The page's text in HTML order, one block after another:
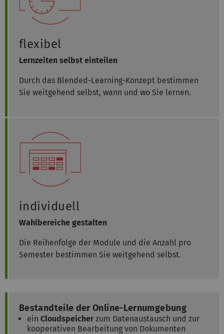
flexibel
Lernzeiten selbst einteilen
Durch das Blended-Learning-Konzept bestimmen
Sie weitgehend selbst, wann und wo Sie lernen.
individuell
Wahlbereiche gestalten
Die Reihenfolge der Module und die Anzahl pro
Semester bestimmen Sie weitgehend selbst.
Bestandteile der Online-Lernumgebung
ein Cloudspeicherzum Datenaustausch und zur
kooperativen Bearbeitung von Dokumenten